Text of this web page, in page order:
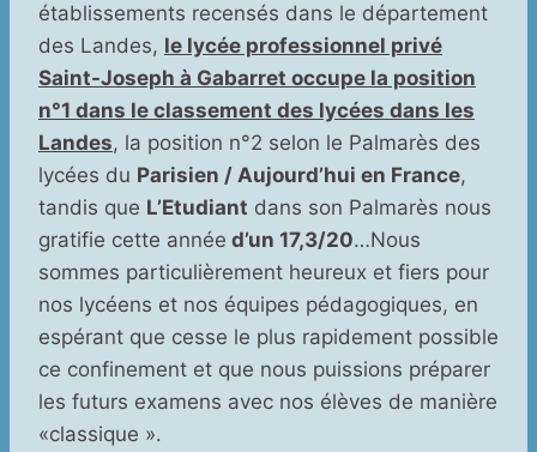
établissements recensés dans le département
des Landes, le lycée professionnel privé
Saint-Joseph à Gabarret occupe la position
n°1 dans le classement des lycées dans les
Landes, la position n°2 selon le Palmarès des
lycées du Parisien / Aujourd’hui en France,
tandis que L’Etudiant dans son Palmarès nous
gratifie cette année d’un 17,3/20…Nous
sommes particulièrement heureux et fiers pour
nos lycéens et nos équipes pédagogiques, en
espérant que cesse le plus rapidement possible
ce confinement et que nous puissions préparer
les futurs examens avec nos élèves de manière
«classique ».